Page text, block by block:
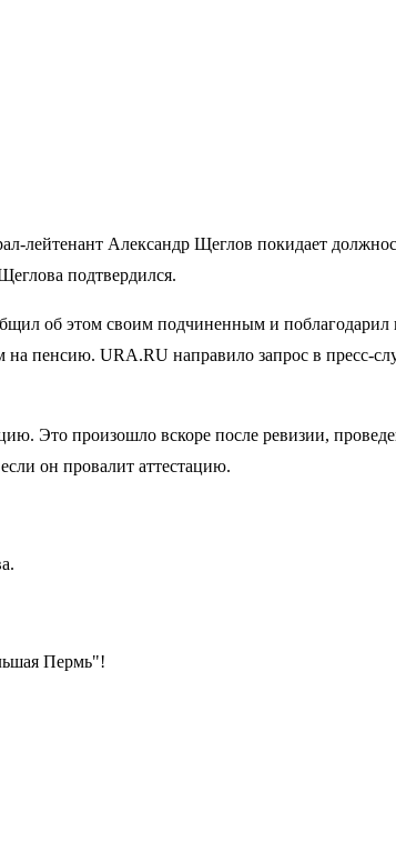
Александр Щеглов покидает
подтвердился.
об этом своим подчиненным и
на пенсию. URA.RU направило запрос в
Это произошло вскоре после ревизии,
он провалит аттестацию.
Пермь"!